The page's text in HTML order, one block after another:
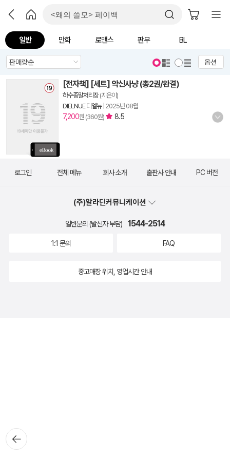
일반 만화 로맨스 판무 BL
옵션
[전자책] [세트] 악신사냥 (총2권/완결)
하수종말처리장(지은이)
DIELNUE 디엘뉴| 2025년 08월
7,200원 (360원) 8.5
뒤로가
기
로그인 전체 메뉴 회사 소개 출판사 안내 PC 버전
(주)알라딘커뮤니케이션
일반문의 (발신자 부담) 1544-2514
1:1 문의 FAQ
중고매장 위치, 영업시간 안내